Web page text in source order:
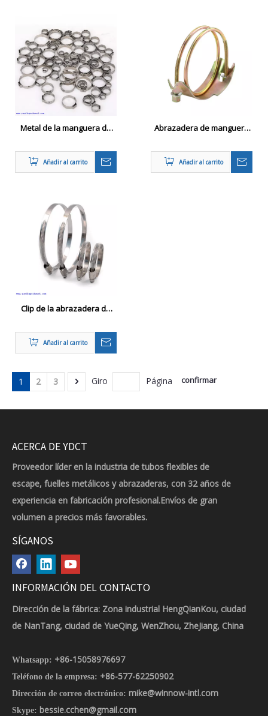
Metal de la manguera de
Añadir al carrito
Abrazadera de manguera
Añadir al carrito
Clip de la abrazadera de
clip ajustable de la
manguera de engranaje de
gusano
Añadir al carrito
1 2 3 Giro Página confirmar
ACERCA DE YDCT
Proveedor líder en la industria de tubos flexibles de
escape, fuelles metálicos y abrazaderas, con 32 años de
experiencia en fabricación profesional.Envíos de gran
volumen a precios más favorables.
SÍGANOS
INFORMACIÓN DEL CONTACTO
Dirección de la fábrica: Zona industrial HengQianKou, ciudad
de NanTang, ciudad de YueQing, WenZhou, ZheJiang, China
Whatsapp: +86-15058976697
Teléfono de la empresa: +86-577-62250902
Dirección de correo electrónico: mike@winnow-intl.com
Skype: bessie.cchen@gmail.com